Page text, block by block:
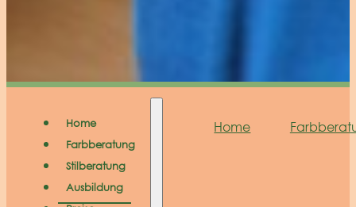
Home
Farbberatung
Stilberatung
Ausbildung
Home